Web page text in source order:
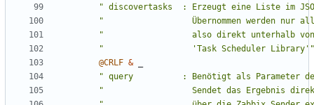
" discovertasks  : Erzeugt eine Liste im
"                  Übernommen werden nur
"                  also direkt unterhalb von
"                  'Task Scheduler Library'"
@CRLF &
" query          : Benötigt als Parameter den
"                  Sendet das Ergebnis direkt